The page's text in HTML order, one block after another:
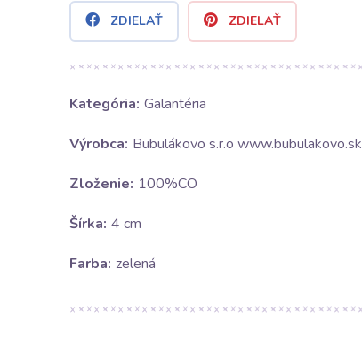
ZDIELAŤ ZDIELAŤ
Kategória: Galantéria
Výrobca: Bubulákovo s.r.o www.bubulakovo.sk
Zloženie: 100%CO
Šírka: 4 cm
Farba: zelená